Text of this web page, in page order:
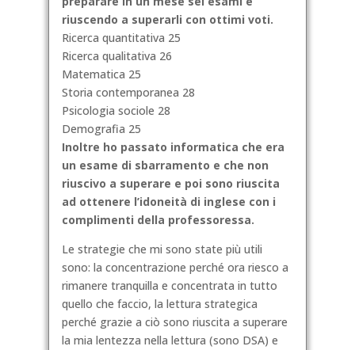
riuscendo a superarli con ottimi voti.
Ricerca quantitativa 25
Ricerca qualitativa 26
Matematica 25
Storia contemporanea 28
Psicologia sociole 28
Demografia 25
Inoltre ho passato informatica che era
un esame di sbarramento e che non
riuscivo a superare e poi sono riuscita
ad ottenere l’idoneità di inglese con i
complimenti della professoressa.
Le strategie che mi sono state più utili
sono: la concentrazione perché ora riesco a
rimanere tranquilla e concentrata in tutto
quello che faccio, la lettura strategica
perché grazie a ciò sono riuscita a superare
la mia lentezza nella lettura (sono DSA) e